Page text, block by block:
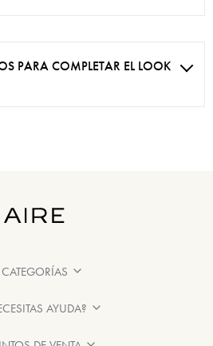
PARA COMPLETAR EL LOOK
CATEGORÍAS
AYUDA?